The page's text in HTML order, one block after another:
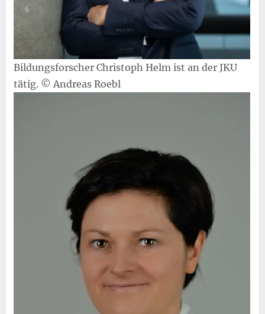
Bildungsforscher Christoph Helm ist an der JKU
tätig. © Andreas Roebl